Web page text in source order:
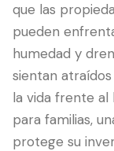
que las
pueden
humedad y
sientan
la vida frente al
para familias,
protege su